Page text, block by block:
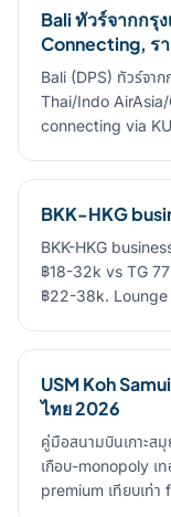
Bali ทัวร์จากกรุ
Connecting, ร
Bali (DPS) ทัวร์จา
Thai/Indo
connecting via
BKK-HKG
BKK-HKG
฿18-32k vs TG
฿22-38k. Lounge
USM Koh
ไทย 2026
คู่มือสนามบินเกาะ
เกือบ-monopoly เ
premium เทียบเท่